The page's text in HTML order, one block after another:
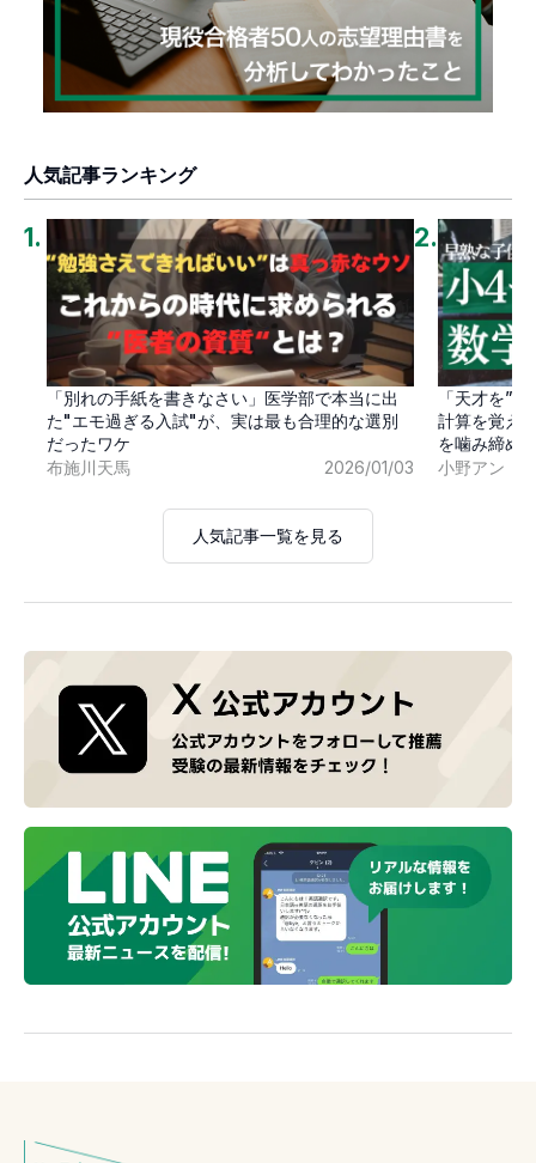
人気記事ランキング
1.
「別れの手紙を書きなさい」医学部で本当に出
た"エモ過ぎる入試"が、実は最も合理的な選別
だったワケ
布施川天馬
2026/01/03
2.
「天才を”
計算を覚え
を噛み締め
小野アン
人気記事一覧を見る